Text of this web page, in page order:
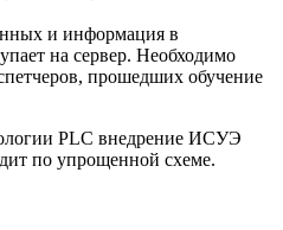
и информация в
на сервер. Необходимо
прошедших обучение
PLC внедрение ИСУЭ
по упрощенной схеме.